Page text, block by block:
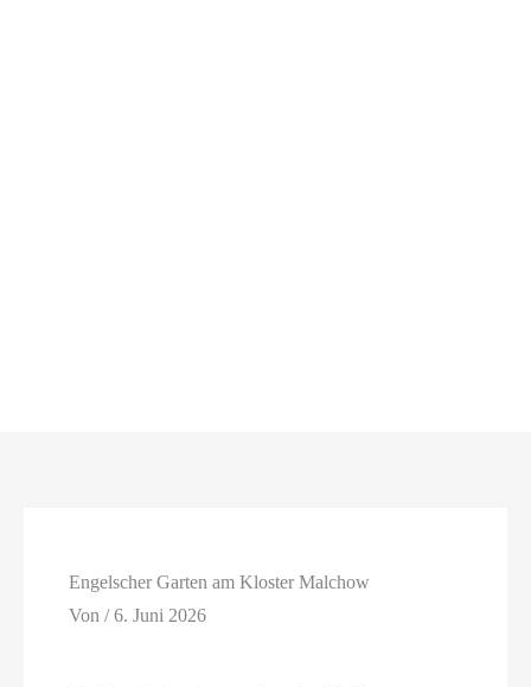
Engelscher Garten am Kloster Malchow
Von/6. Juni 2026